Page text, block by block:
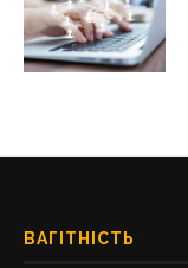
ВАГІТНІСТЬ